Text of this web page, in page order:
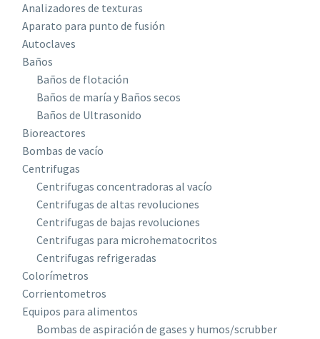
Analizadores de texturas
Aparato para punto de fusión
Autoclaves
Baños
Baños de flotación
Baños de maría y Baños secos
Baños de Ultrasonido
Bioreactores
Bombas de vacío
Centrifugas
Centrifugas concentradoras al vacío
Centrifugas de altas revoluciones
Centrifugas de bajas revoluciones
Centrifugas para microhematocritos
Centrifugas refrigeradas
Colorímetros
Corrientometros
Equipos para alimentos
Bombas de aspiración de gases y humos/scrubber